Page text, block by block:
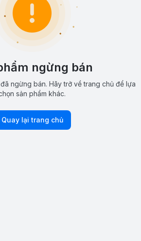
ngừng bán
ngừng bán. Hãy trở về trang chủ để lựa
sản phẩm khác.
Quay lại trang chủ